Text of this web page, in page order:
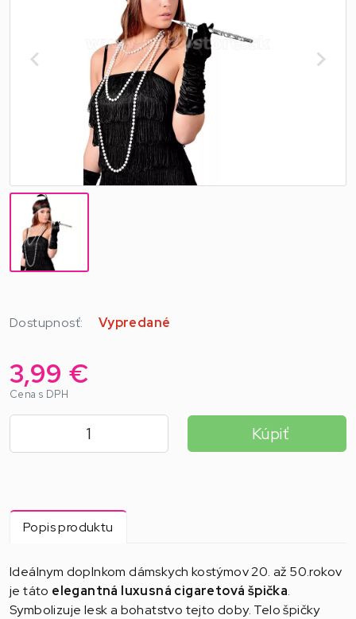
Dostupnosť: Vypredané
3,99 €
Cena s DPH
Kúpiť
Popis produktu
Ideálnym doplnkom dámskych kostýmov 20. až 50.rokov
je táto elegantná luxusná cigaretová špička.
Symbolizuje lesk a bohatstvo tejto doby. Telo špičky